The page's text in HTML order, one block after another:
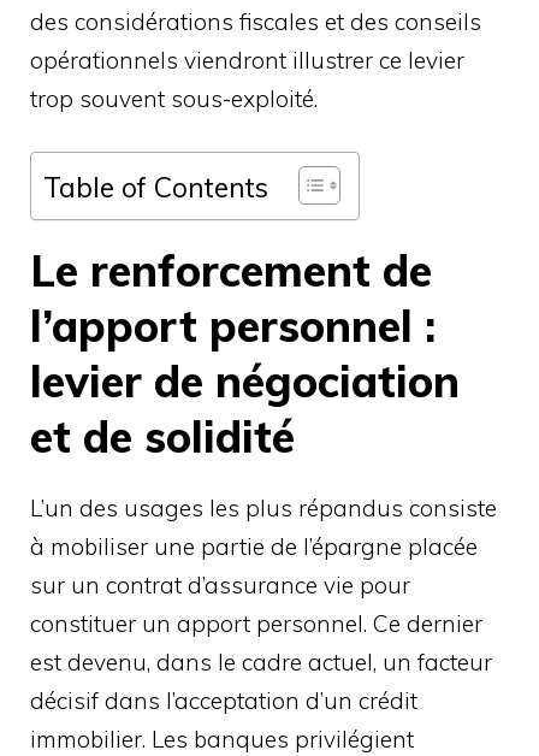
des considérations fiscales et des conseils
opérationnels viendront illustrer ce levier
trop souvent sous-exploité.
Table of Contents
Le renforcement de
l’apport personnel :
levier de négociation
et de solidité
L’un des usages les plus répandus consiste
à mobiliser une partie de l’épargne placée
sur un contrat d’assurance vie pour
constituer un apport personnel. Ce dernier
est devenu, dans le cadre actuel, un facteur
décisif dans l’acceptation d’un crédit
immobilier. Les banques privilégient